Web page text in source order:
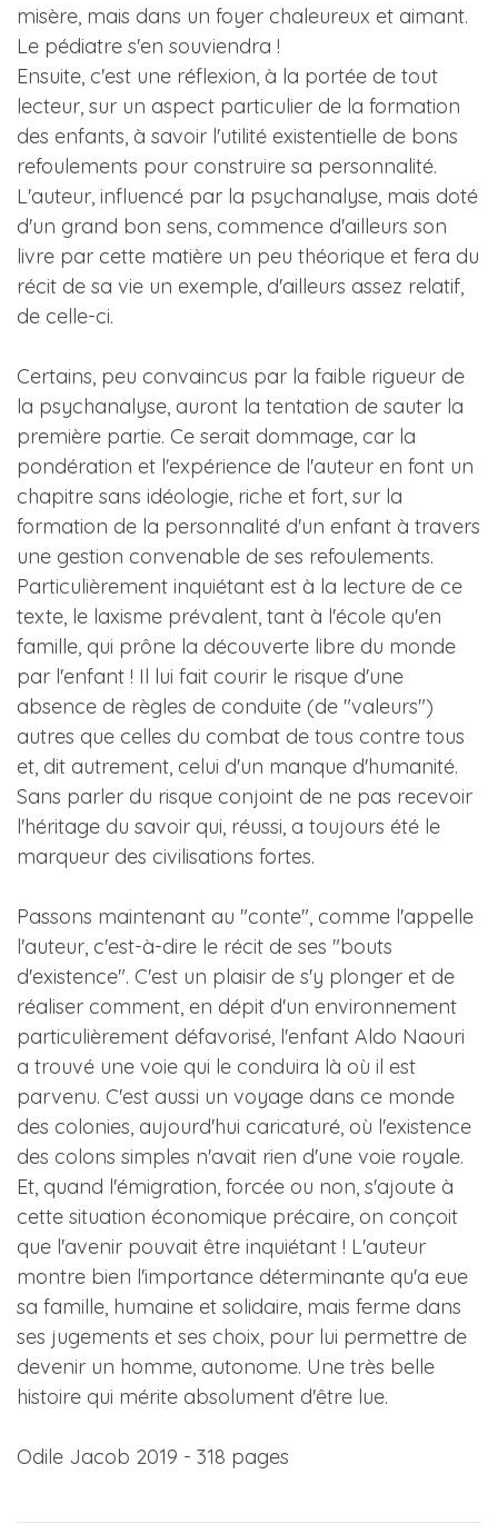
misère, mais dans un foyer chaleureux et aimant.
Le pédiatre s'en souviendra !
Ensuite, c'est une réflexion, à la portée de tout
lecteur, sur un aspect particulier de la formation
des enfants, à savoir l'utilité existentielle de bons
refoulements pour construire sa personnalité.
L'auteur, influencé par la psychanalyse, mais doté
d'un grand bon sens, commence d'ailleurs son
livre par cette matière un peu théorique et fera du
récit de sa vie un exemple, d'ailleurs assez relatif,
de celle-ci.
Certains, peu convaincus par la faible rigueur de
la psychanalyse, auront la tentation de sauter la
première partie. Ce serait dommage, car la
pondération et l'expérience de l'auteur en font un
chapitre sans idéologie, riche et fort, sur la
formation de la personnalité d'un enfant à travers
une gestion convenable de ses refoulements.
Particulièrement inquiétant est à la lecture de ce
texte, le laxisme prévalent, tant à l'école qu'en
famille, qui prône la découverte libre du monde
par l'enfant ! Il lui fait courir le risque d'une
absence de règles de conduite (de "valeurs")
autres que celles du combat de tous contre tous
et, dit autrement, celui d'un manque d'humanité.
Sans parler du risque conjoint de ne pas recevoir
l'héritage du savoir qui, réussi, a toujours été le
marqueur des civilisations fortes.
Passons maintenant au "conte", comme l'appelle
l'auteur, c'est-à-dire le récit de ses "bouts
d'existence". C'est un plaisir de s'y plonger et de
réaliser comment, en dépit d'un environnement
particulièrement défavorisé, l'enfant Aldo Naouri
a trouvé une voie qui le conduira là où il est
parvenu. C'est aussi un voyage dans ce monde
des colonies, aujourd'hui caricaturé, où l'existence
des colons simples n'avait rien d'une voie royale.
Et, quand l'émigration, forcée ou non, s'ajoute à
cette situation économique précaire, on conçoit
que l'avenir pouvait être inquiétant ! L'auteur
montre bien l'importance déterminante qu'a eue
sa famille, humaine et solidaire, mais ferme dans
ses jugements et ses choix, pour lui permettre de
devenir un homme, autonome. Une très belle
histoire qui mérite absolument d'être lue.
Odile Jacob 2019 - 318 pages